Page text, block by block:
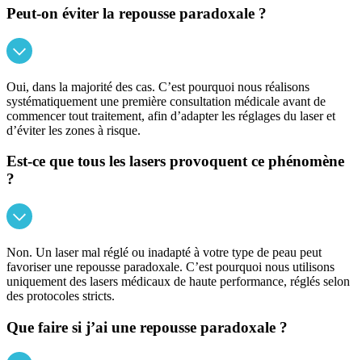
Peut-on éviter la repousse paradoxale ?
Oui, dans la majorité des cas. C’est pourquoi nous réalisons
systématiquement une première consultation médicale avant de
commencer tout traitement, afin d’adapter les réglages du laser et
d’éviter les zones à risque.
Est-ce que tous les lasers provoquent ce phénomène
?
Non. Un laser mal réglé ou inadapté à votre type de peau peut
favoriser une repousse paradoxale. C’est pourquoi nous utilisons
uniquement des lasers médicaux de haute performance, réglés selon
des protocoles stricts.
Que faire si j’ai une repousse paradoxale ?